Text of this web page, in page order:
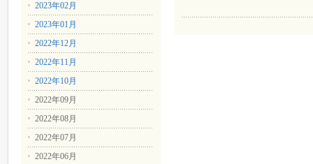
2023年02月
2023年01月
2022年12月
2022年11月
2022年10月
2022年09月
2022年08月
2022年07月
2022年06月